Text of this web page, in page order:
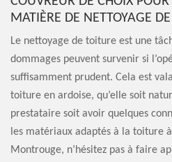
MATIÈRE DE NETTOYAGE
Le nettoyage de toiture est une
dommages peuvent survenir si
suffisamment prudent. Cela est
toiture en ardoise, qu’elle soit
prestataire soit avoir quelques
les matériaux adaptés à la toiture
Montrouge, n’hésitez pas à faire